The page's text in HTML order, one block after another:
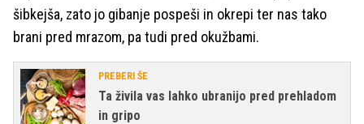
šibkejša, zato jo gibanje pospeši in okrepi ter nas tako
brani pred mrazom, pa tudi pred okužbami.
PREBERI ŠE
Ta živila vas lahko ubranijo pred prehladom
in gripo